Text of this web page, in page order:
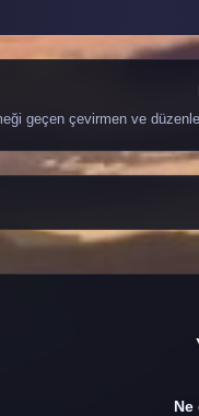
geçen çevirmen ve